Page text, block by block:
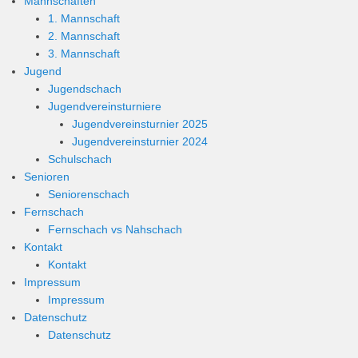
1. Mannschaft
2. Mannschaft
3. Mannschaft
Jugend
Jugendschach
Jugendvereinsturniere
Jugendvereinsturnier 2025
Jugendvereinsturnier 2024
Schulschach
Senioren
Seniorenschach
Fernschach
Fernschach vs Nahschach
Kontakt
Kontakt
Impressum
Impressum
Datenschutz
Datenschutz